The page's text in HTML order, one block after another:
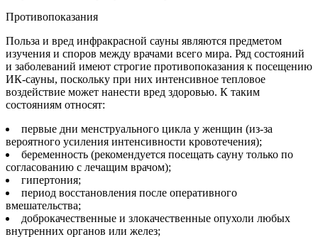
Противопоказания
Польза и вред инфракрасной сауны являются предметом
изучения и споров между врачами всего мира. Ряд состояний
и заболеваний имеют строгие противопоказания к посещению
ИК-сауны, поскольку при них интенсивное тепловое
воздействие может нанести вред здоровью. К таким
состояниям относят:
первые дни менструального цикла у женщин (из-за
вероятного усиления интенсивности кровотечения);
беременность (рекомендуется посещать сауну только по
согласованию с лечащим врачом);
гипертония;
период восстановления после оперативного
вмешательства;
доброкачественные и злокачественные опухоли любых
внутренних органов или желез;